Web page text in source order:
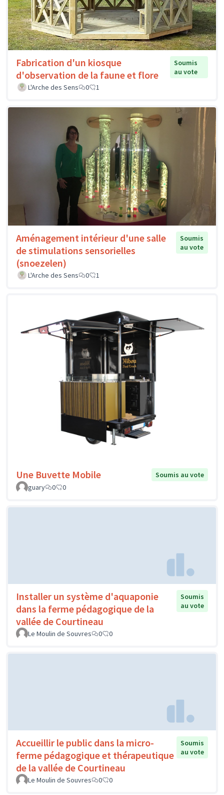
Fabrication d'un kiosque
d'observation de la faune et flore
Soumis
au vote
L'Arche des Sens
0 1
Aménagement intérieur d'une salle
de stimulations sensorielles
(snoezelen)
Soumis
au vote
L'Arche des Sens 0 1
Une Buvette Mobile
Soumis au vote
guary
0 0
Installer un système d'aquaponie
dans la ferme pédagogique de la
vallée de Courtineau
Soumis
au vote
Le Moulin de Souvres 0 0
Accueillir le public dans la micro-
ferme pédagogique et thérapeutique
de la vallée de Courtineau
Soumis
au vote
Le Moulin de Souvres 0 0